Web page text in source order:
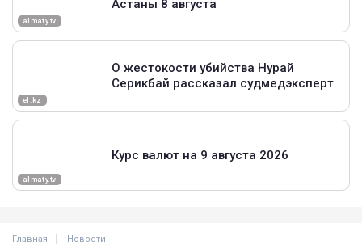
Главная Новости